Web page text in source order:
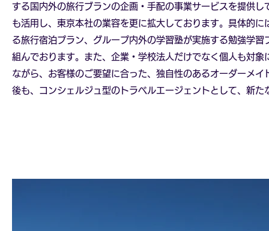
する国内外の旅行ブランの企画・手配の事業サービスを提供
も活用し、東京本社の業容を更に拡大しております。具体的
る旅行宿泊プラン、グループ内外の学習塾が実施する勉強学
組んでおります。また、企業・学校法人だけでなく個人も対
ながら、お客様のご要望に合った、独自性のあるオーダーメ
後も、コンシェルジュ型のトラベルエージェントとして、新